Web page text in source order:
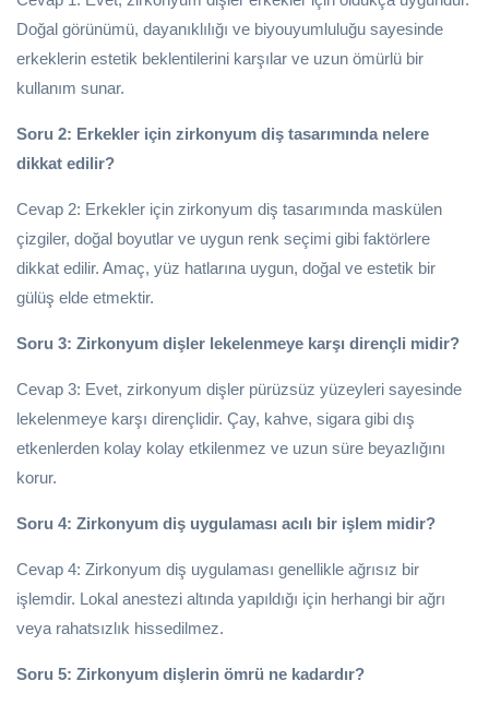
Doğal görünümü, dayanıklılığı ve biyouyumluluğu sayesinde
erkeklerin estetik beklentilerini karşılar ve uzun ömürlü bir
kullanım sunar.
Soru 2: Erkekler için zirkonyum diş tasarımında nelere
dikkat edilir?
Cevap 2: Erkekler için zirkonyum diş tasarımında maskülen
çizgiler, doğal boyutlar ve uygun renk seçimi gibi faktörlere
dikkat edilir. Amaç, yüz hatlarına uygun, doğal ve estetik bir
gülüş elde etmektir.
Soru 3: Zirkonyum dişler lekelenmeye karşı dirençli midir?
Cevap 3: Evet, zirkonyum dişler pürüzsüz yüzeyleri sayesinde
lekelenmeye karşı dirençlidir. Çay, kahve, sigara gibi dış
etkenlerden kolay kolay etkilenmez ve uzun süre beyazlığını
korur.
Soru 4: Zirkonyum diş uygulaması acılı bir işlem midir?
Cevap 4: Zirkonyum diş uygulaması genellikle ağrısız bir
işlemdir. Lokal anestezi altında yapıldığı için herhangi bir ağrı
veya rahatsızlık hissedilmez.
Soru 5: Zirkonyum dişlerin ömrü ne kadardır?